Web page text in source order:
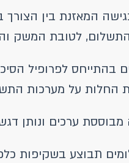
המאזנת בין הצורך
לטובת המשק
בהתייחס לפרופיל
על מערכות
ערכים ונותן
תבוצע בשקיפות